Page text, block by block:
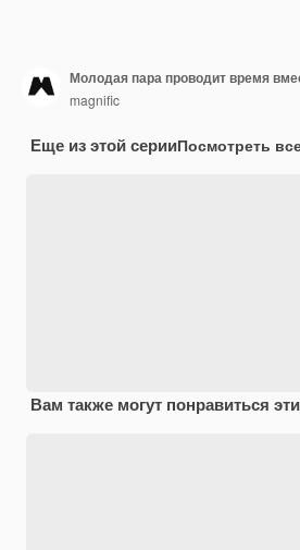
Молодая пара проводит время
magnific
Еще из этой серииПосмотреть
Вам также могут понравиться